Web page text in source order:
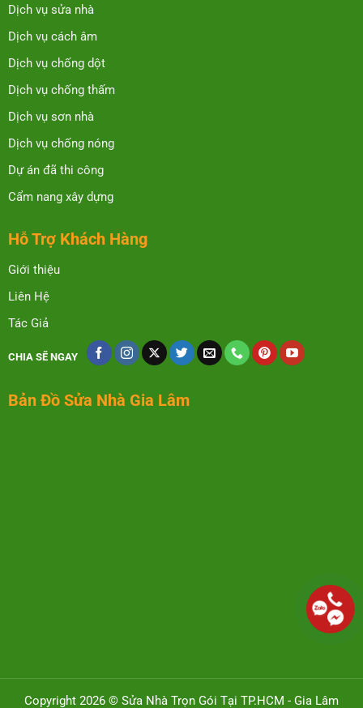
Dịch vụ sửa nhà
Dịch vụ cách âm
Dịch vụ chống dột
Dịch vụ chống thấm
Dịch vụ sơn nhà
Dịch vụ chống nóng
Dự án đã thi công
Cẩm nang xây dựng
Hỗ Trợ Khách Hàng
Giới thiệu
Liên Hệ
Tác Giả
CHIA SẼ NGAY
Bản Đồ Sửa Nhà Gia Lâm
Copyright 2026 © Sửa Nhà Trọn Gói Tại TP.HCM - Gia Lâm